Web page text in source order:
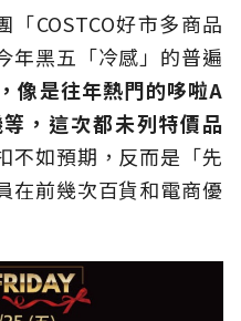
COSTCO好市多商品
年黑五「冷感」的普遍
像是往年熱門的哆啦A
，這次都未列特價品
不如預期，反而是「先
在前幾次百貨和電商優